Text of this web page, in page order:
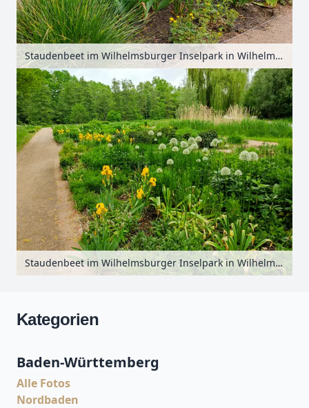
Staudenbeet im Wilhelmsburger Inselpark in Wilhelmsburg, Hamburg, Deutschland
Staudenbeet im Wilhelmsburger Inselpark in Wilhelmsburg, Hamburg, Deutschland
Kategorien
Baden-Württemberg
Alle Fotos
Nordbaden